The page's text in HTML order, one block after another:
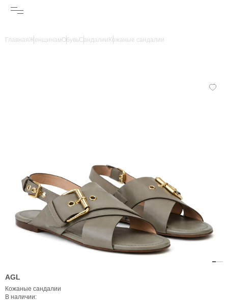
ГлавнаяЖенщинамОбувьСандалии Кожаные сандалии
AGL
Кожаные сандалии
В наличии: